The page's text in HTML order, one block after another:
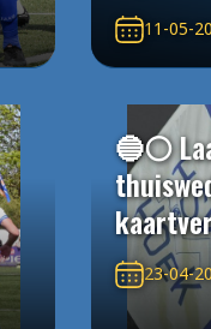
11-05-
🔵⚪️
23-04-